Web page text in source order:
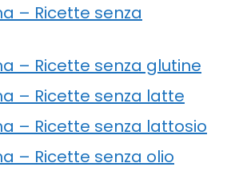
– Ricette senza
– Ricette senza glutine
– Ricette senza latte
– Ricette senza lattosio
– Ricette senza olio